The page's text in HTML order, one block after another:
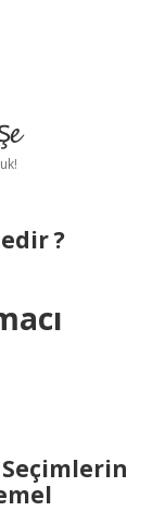
?
Seçimlerin